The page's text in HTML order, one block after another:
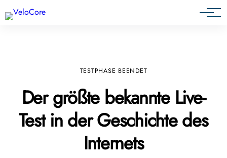
Agenturen & Webdesigner
TESTPHASE BEENDET
Der größte bekannte Live-
Test in der Geschichte des
Internets